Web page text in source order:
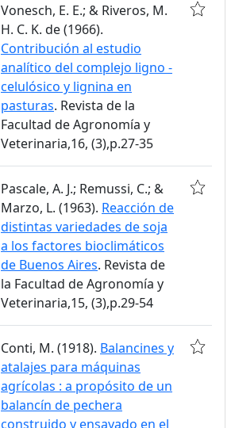
Vonesch, E. E.; & Riveros, M.
H. C. K. de (1966).
Contribución al estudio
analítico del complejo ligno -
celulósico y lignina en
pasturas. Revista de la
Facultad de Agronomía y
Veterinaria,16, (3),p.27-35
Pascale, A. J.; Remussi, C.; &
Marzo, L. (1963). Reacción de
distintas variedades de soja
a los factores bioclimáticos
de Buenos Aires. Revista de
la Facultad de Agronomía y
Veterinaria,15, (3),p.29-54
Conti, M. (1918). Balancines y
atalajes para máquinas
agrícolas : a propósito de un
balancín de pechera
construido y ensayado en el